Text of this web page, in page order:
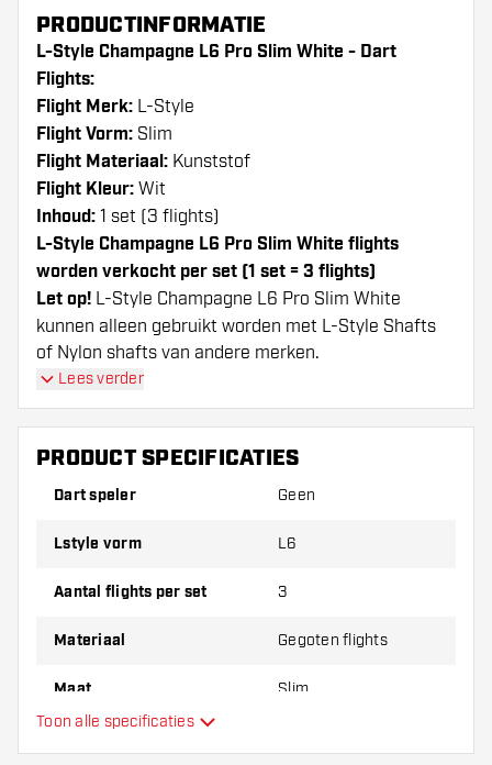
PRODUCTINFORMATIE
L-Style Champagne L6 Pro Slim White - Dart
Flights:
Flight Merk: L-Style
Flight Vorm: Slim
Flight Materiaal: Kunststof
Flight Kleur: Wit
Inhoud: 1 set (3 flights)
L-Style Champagne L6 Pro Slim White flights
worden verkocht per set (1 set = 3 flights)
Let op! L-Style Champagne L6 Pro Slim White
kunnen alleen gebruikt worden met L-Style Shafts
of Nylon shafts van andere merken.
Dartshopper tip!
de hand hebt. Deze kunnen slijten of kapot gaan
door gebruik.
dikte van de flights om erachter te komen
Lees verder
PRODUCT SPECIFICATIES
Dart speler Geen
Lstyle vorm L6
Aantal flights per set 3
Materiaal Gegoten flights
Maat Slim
Toon alle specificaties